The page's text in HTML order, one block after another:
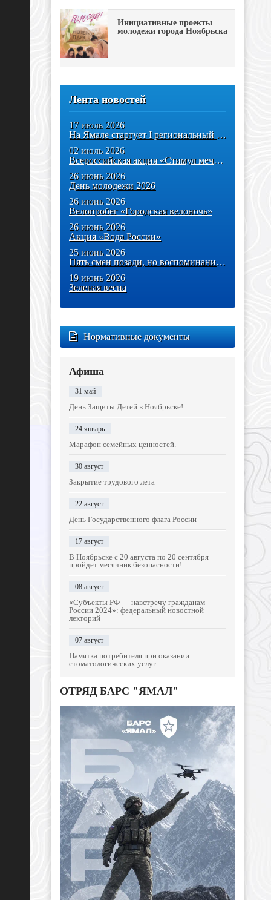
Инициативные проекты
молодежи города Ноябрьска
Лента новостей
17 июль 2026
На Ямале стартует I региональный кейс-чемпионат «Партнерство»
02 июль 2026
Всероссийская акция «Стимул мечты – это сам ты!»
26 июнь 2026
День молодежи 2026
26 июнь 2026
Велопробег «Городская велоночь»
26 июнь 2026
Акция «Вода России»
25 июнь 2026
Пять смен позади, но воспоминания останутся надолго!
19 июнь 2026
Зеленая весна
Нормативные документы
Афиша
31 май
День Защиты Детей в Ноябрьске!
24 январь
Марафон семейных ценностей.
30 август
Закрытие трудового лета
22 август
День Государственного флага России
17 август
В Ноябрьске с 20 августа по 20 сентября
пройдет месячник безопасности!
08 август
«Субъекты РФ — навстречу гражданам
России 2024»: федеральный новостной
лекторий
07 август
Памятка потребителя при оказании
стоматологических услуг
ОТРЯД БАРС "ЯМАЛ"